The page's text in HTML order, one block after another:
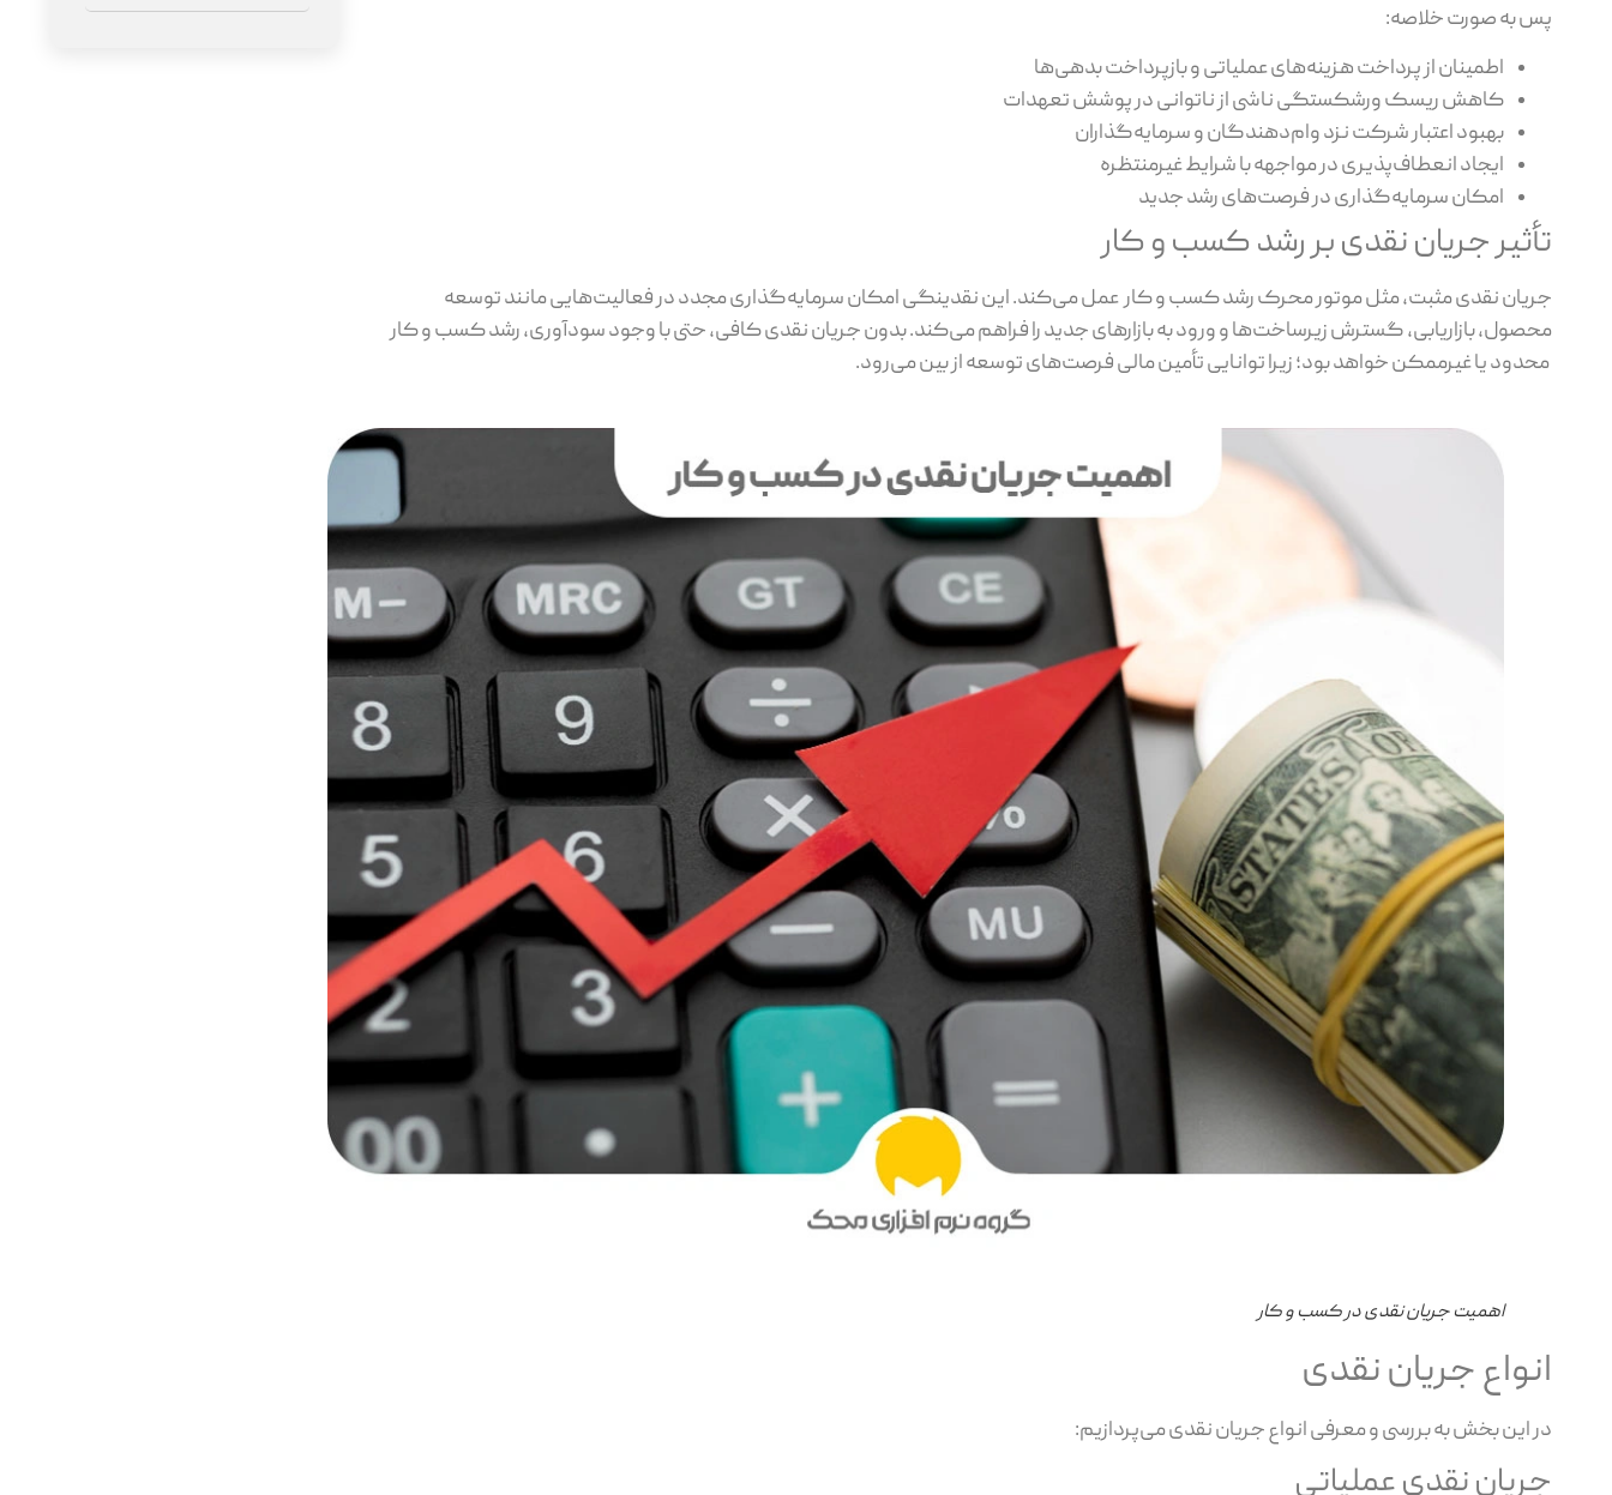
پس به صورت خلاصه:
اطمینان از پرداخت هزینه‌های عملیاتی و بازپرداخت بدهی‌ها
کاهش ریسک ورشکستگی ناشی از ناتوانی در پوشش تعهدات
بهبود اعتبار شرکت نزد وام‌دهندگان و سرمایه‌گذاران
ایجاد انعطاف‌پذیری در مواجهه با شرایط غیرمنتظره
امکان سرمایه‌گذاری در فرصت‌های رشد جدید
تأثیر جریان نقدی بر رشد کسب‌ و کار
جریان نقدی مثبت، مثل موتور محرک رشد کسب‌ و کار عمل می‌کند. این نقدینگی امکان سرمایه‌گذاری مجدد در فعالیت‌هایی مانند توسعه
محصول، بازاریابی، گسترش زیرساخت‌ها و ورود به بازارهای جدید را فراهم می‌کند. بدون جریان نقدی کافی، حتی با وجود سودآوری، رشد کسب‌ و کار
محدود یا غیرممکن خواهد بود؛ زیرا توانایی تأمین مالی فرصت‌های توسعه از بین می‌رود.
اهمیت جریان نقدی در کسب‌ و کار
انواع جریان نقدی
در این بخش به بررسی و معرفی انواع جریان نقدی می‌پردازیم:
جریان نقدی عملیاتی